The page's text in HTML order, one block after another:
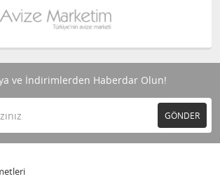
ve İndirimlerden Haberdar Olun!
GÖNDER